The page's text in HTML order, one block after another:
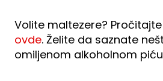
Volite maltezere?
ovde. Želite da saznate
omiljenom alkoholnom